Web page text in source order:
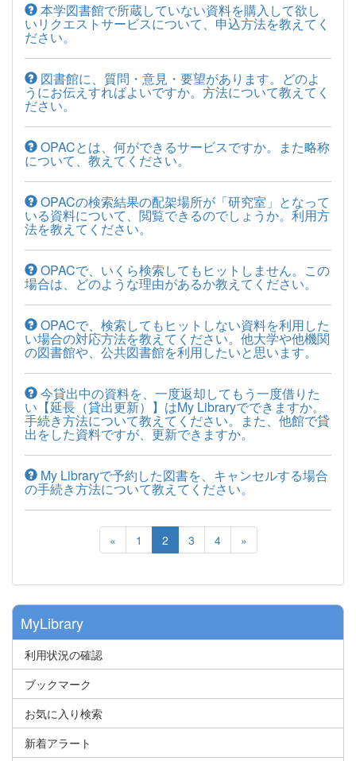
本学図書館で所蔵していない資料を購入して欲し
いリクエストサービスについて、申込方法を教えてく
ださい。
図書館に、質問・意見・要望があります。どのよ
うにお伝えすればよいですか。方法について教えてく
ださい。
OPACとは、何ができるサービスですか。また略称
について、教えてください。
OPACの検索結果の配架場所が「研究室」となって
いる資料について、閲覧できるのでしょうか。利用方
法を教えてください。
OPACで、いくら検索してもヒットしません。この
場合は、どのような理由があるか教えてください。
OPACで、検索してもヒットしない資料を利用した
い場合の対応方法を教えてください。他大学や他機関
の図書館や、公共図書館を利用したいと思います。
今貸出中の資料を、一度返却してもう一度借りた
い【延長（貸出更新）】はMy Libraryでできますか。
手続き方法について教えてください。また、他館で貸
出をした資料ですが、更新できますか。
My Libraryで予約した図書を、キャンセルする場合
の手続き方法について教えてください。
« 1 2 3 4 »
MyLibrary
利用状況の確認
ブックマーク
お気に入り検索
新着アラート